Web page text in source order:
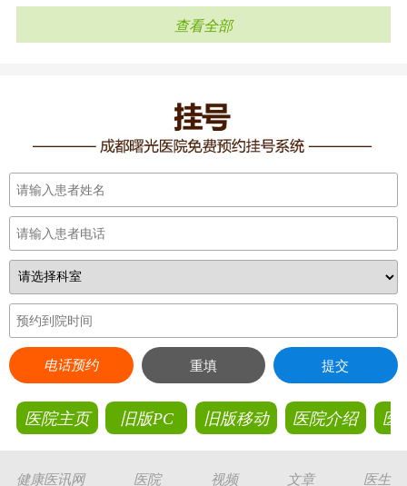
查看全部
电话预约 重填 提交
医院主页 旧版PC 旧版移动 医院介绍 医
健康医讯网 医院 视频 文章 医生